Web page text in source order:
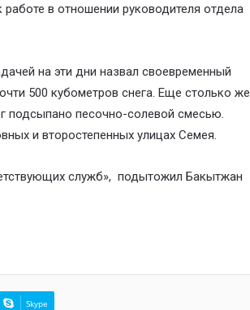
в отношении руководителя отдела
на эти дни назвал своевременный
500 кубометров снега. Еще столько же
подсыпано песочно-солевой смесью.
и второстепенных улицах Семея.
служб», подытожил Бакытжан
Skype